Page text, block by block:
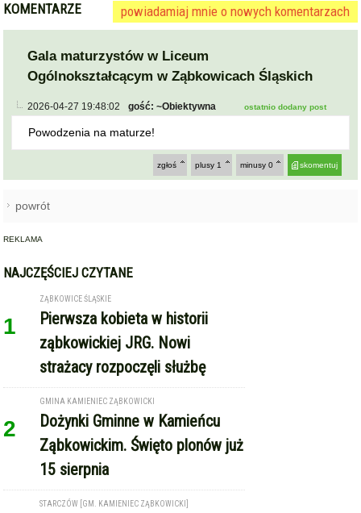
KOMENTARZE powiadamiaj mnie o nowych komentarzach
Gala maturzystów w Liceum
Ogólnokształcącym w Ząbkowicach Śląskich
2026-04-27 19:48:02 gość: ~Obiektywna ostatnio dodany post
Powodzenia na maturze!
skomentuj
minusy 0
plusy 1
zgłoś
powrót
REKLAMA
NAJCZĘŚCIEJ CZYTANE
1
ZĄBKOWICE ŚLĄSKIE
Pierwsza kobieta w historii
ząbkowickiej JRG. Nowi
strażacy rozpoczęli służbę
2
GMINA KAMIENIEC ZĄBKOWICKI
Dożynki Gminne w Kamieńcu
Ząbkowickim. Święto plonów już
15 sierpnia
STARCZÓW [GM. KAMIENIEC ZĄBKOWICKI]